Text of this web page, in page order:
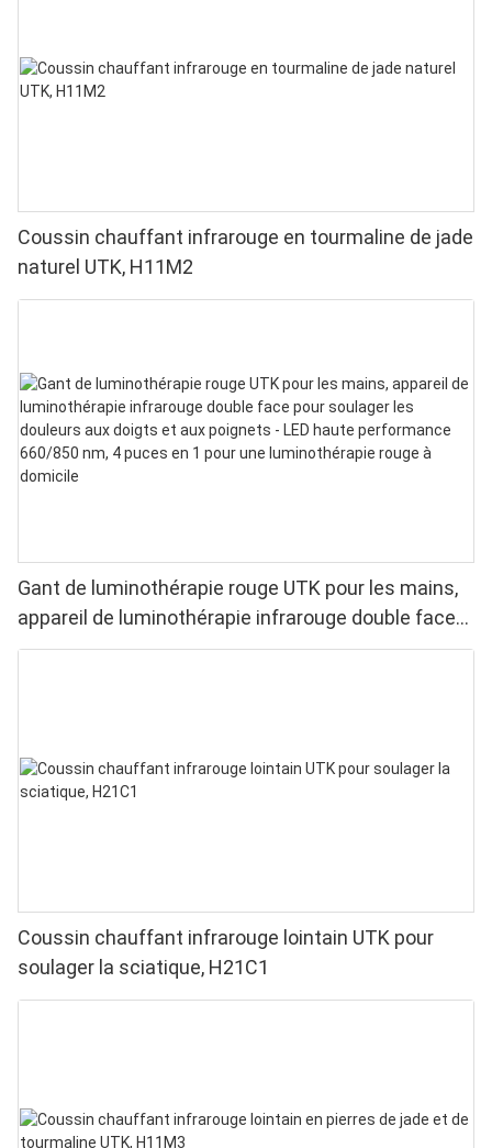
Coussin chauffant infrarouge en tourmaline de jade
naturel UTK, H11M2
Gant de luminothérapie rouge UTK pour les mains,
appareil de luminothérapie infrarouge double face
pour soulager les douleurs aux doigts et aux
Coussin chauffant infrarouge lointain UTK pour
soulager la sciatique, H21C1